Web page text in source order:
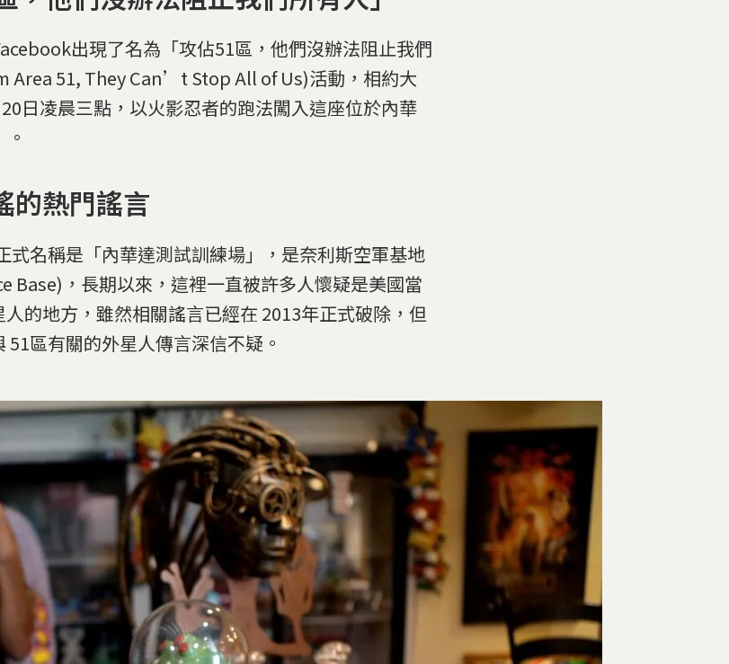
出現了名為「攻佔51區，他們沒辦法阻止我們
Area 51, They Can’t Stop All of Us)活動，相約大
日凌晨三點，以火影忍者的跑法闖入這座位於內華
的熱門謠言
式名稱是「內華達測試訓練場」，是奈利斯空軍基地
Base)，長期以來，這裡一直被許多人懷疑是美國當
的地方，雖然相關謠言已經在 2013年正式破除，但
51區有關的外星人傳言深信不疑。